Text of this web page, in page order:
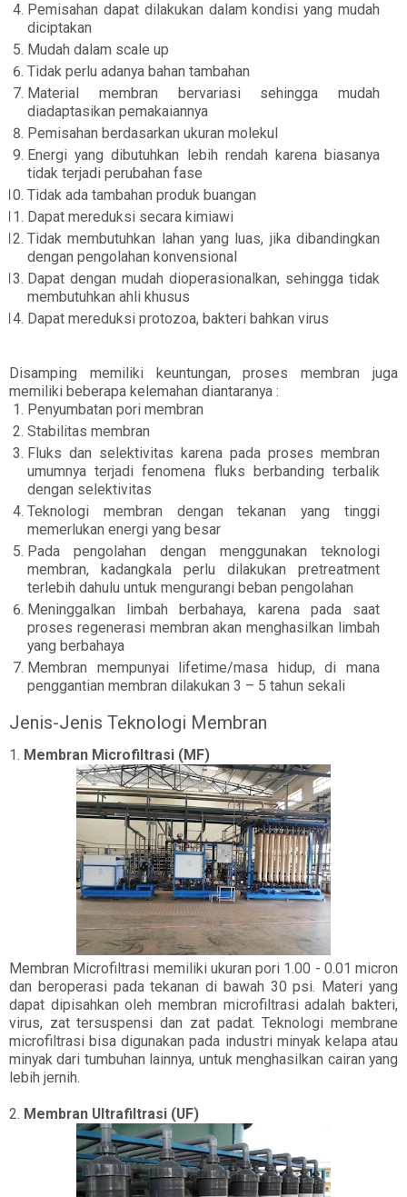
Pemisahan dapat dilakukan dalam kondisi yang mudah
diciptakan
Mudah dalam scale up
Tidak perlu adanya bahan tambahan
Material membran bervariasi sehingga mudah
diadaptasikan pemakaiannya
Pemisahan berdasarkan ukuran molekul
Energi yang dibutuhkan lebih rendah karena biasanya
tidak terjadi perubahan fase
Tidak ada tambahan produk buangan
Dapat mereduksi secara kimiawi
Tidak membutuhkan lahan yang luas, jika dibandingkan
dengan pengolahan konvensional
Dapat dengan mudah dioperasionalkan, sehingga tidak
membutuhkan ahli khusus
Dapat mereduksi protozoa, bakteri bahkan virus
Disamping memiliki keuntungan, proses membran juga
memiliki beberapa kelemahan diantaranya :
Penyumbatan pori membran
Stabilitas membran
Fluks dan selektivitas karena pada proses membran
umumnya terjadi fenomena fluks berbanding terbalik
dengan selektivitas
Teknologi membran dengan tekanan yang tinggi
memerlukan energi yang besar
Pada pengolahan dengan menggunakan teknologi
membran, kadangkala perlu dilakukan pretreatment
terlebih dahulu untuk mengurangi beban pengolahan
Meninggalkan limbah berbahaya, karena pada saat
proses regenerasi membran akan menghasilkan limbah
yang berbahaya
Membran mempunyai lifetime/masa hidup, di mana
penggantian membran dilakukan 3 – 5 tahun sekali
Jenis-Jenis Teknologi Membran
1. Membran Microfiltrasi (MF)
Membran Microfiltrasi memiliki ukuran pori 1.00 - 0.01 micron
dan beroperasi pada tekanan di bawah 30 psi. Materi yang
dapat dipisahkan oleh membran microfiltrasi adalah bakteri,
virus, zat tersuspensi dan zat padat. Teknologi membrane
microfiltrasi bisa digunakan pada industri minyak kelapa atau
minyak dari tumbuhan lainnya, untuk menghasilkan cairan yang
lebih jernih.
2. Membran Ultrafiltrasi (UF)